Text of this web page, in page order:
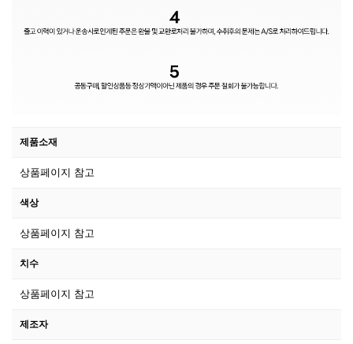
제품소재
상품페이지 참고
색상
상품페이지 참고
치수
상품페이지 참고
제조자